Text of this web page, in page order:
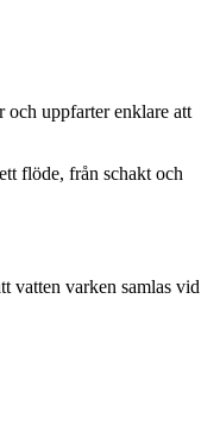
och uppfarter enklare att
flöde, från schakt och
vatten varken samlas vid